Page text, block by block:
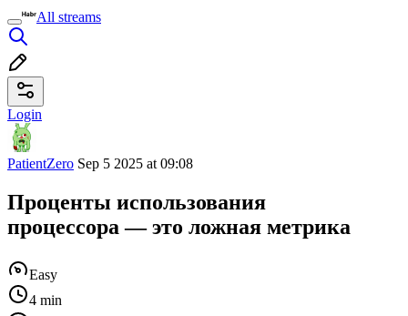
All streams
Login
PatientZero Sep 5 2025 at 09:08
Проценты использования
процессора — это ложная метрика
Easy
4 min